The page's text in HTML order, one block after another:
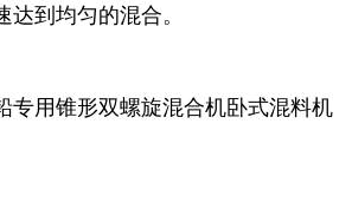
到均匀的混合。
专用锥形双螺旋混合机卧式混料机